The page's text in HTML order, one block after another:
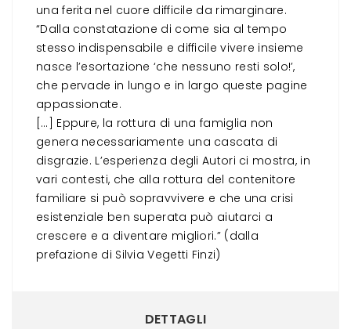
una ferita nel cuore difficile da rimarginare.
“Dalla constatazione di come sia al tempo
stesso indispensabile e difficile vivere insieme
nasce l’esortazione ‘che nessuno resti solo!’,
che pervade in lungo e in largo queste pagine
appassionate.
[…] Eppure, la rottura di una famiglia non
genera necessariamente una cascata di
disgrazie. L’esperienza degli Autori ci mostra, in
vari contesti, che alla rottura del contenitore
familiare si può sopravvivere e che una crisi
esistenziale ben superata può aiutarci a
crescere e a diventare migliori.” (dalla
prefazione di Silvia Vegetti Finzi)
DETTAGLI